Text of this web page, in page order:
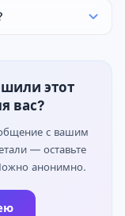
этот
вас?
с вашим
— оставьте
анонимно.